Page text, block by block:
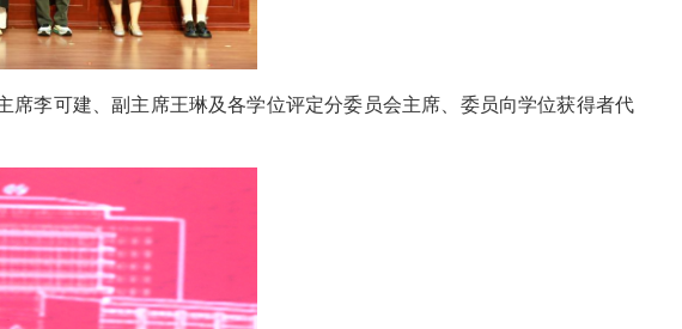
李可建、副主席王琳及各学位评定分委员会主席、委员向学位获得者代